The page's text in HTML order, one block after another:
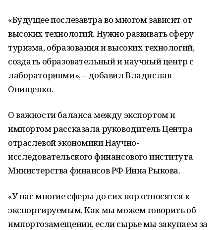
«Будущее послезавтра во многом зависит от
высоких технологий. Нужно развивать сферу
туризма, образования и высоких технологий,
создать образовательный и научный центр с
лабораториями», – добавил Владислав
Онищенко.
О важности баланса между экспортом и
импортом рассказала руководитель Центра
отраслевой экономики Научно-
исследовательского финансового института
Министерства финансов РФ Инна Рыкова.
«У нас многие сферы до сих пор относятся к
экспортируемым. Как мы можем говорить об
импортозамещении, если сырье мы закупаем за